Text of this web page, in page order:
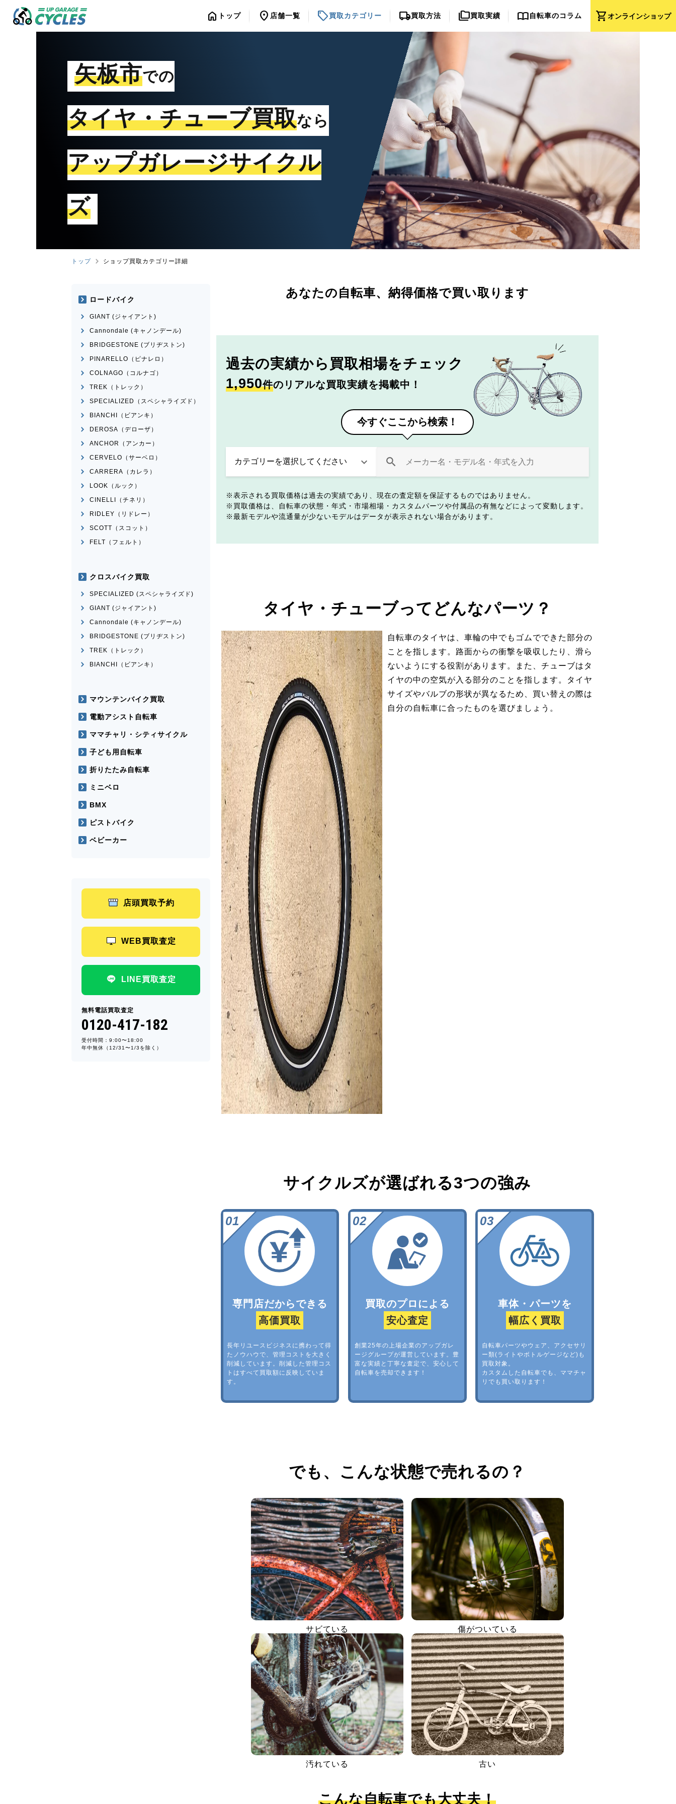
shopping_cartオンラインショップ
home トップ location_on 店舗一覧 sell買取カテゴリー local_shipping買取方法 folder_copy買取実績 import_contacts自転車のコラム
矢板市での
タイヤ・チューブ買取なら
アップガレージサイクル
ズ
トップ ショップ買取カテゴリー詳細
あなたの自転車、 納得価格で買い取ります
過去の実績から 買取相場をチェック
1,950件のリアルな買取実績を掲載中！
今すぐここから検索！
表示される買取価格は過去の実績であり、現在の査定額を保証するものではありません。
買取価格は、自転車の状態・年式・市場相場・カスタムパーツや付属品の有無などによって変動します。
最新モデルや流通量が少ないモデルはデータが表示されない場合があります。
タイヤ・チューブってどんなパーツ？
自転車のタイヤは、車輪の中でもゴムでできた部分の
ことを指します。路面からの衝撃を吸収したり、滑ら
ないようにする役割があります。また、チューブはタ
イヤの中の空気が入る部分のことを指します。タイヤ
サイズやバルブの形状が異なるため、買い替えの際は
自分の自転車に合ったものを選びましょう。
サイクルズが選ばれる3つの強み
専門店だからできる
高価買取
長年リユースビジネスに携わって得
たノウハウで、管理コストを大きく
削減しています。削減した管理コス
トはすべて買取額に反映していま
す。
買取のプロによる
安心査定
創業25年の上場企業のアップガレ
ージグループが運営しています。豊
富な実績と丁寧な査定で、安心して
自転車を売却できます！
車体・パーツを
幅広く買取
自転車パーツやウェア、アクセサリ
ー類(ライトやボトルゲージなど)も
買取対象。
カスタムした自転車でも、ママチャ
リでも買い取ります！
でも、 こんな状態で売れるの？
サビている 傷がついている
汚れている 古い
こんな自転車でも大丈夫！
ロードバイク
GIANT (ジャイアント)
Cannondale (キャノンデール)
BRIDGESTONE (ブリヂストン)
PINARELLO（ピナレロ）
COLNAGO（コルナゴ）
TREK（トレック）
SPECIALIZED（スペシャライズド）
BIANCHI（ビアンキ）
DEROSA（デローザ）
ANCHOR（アンカー）
CERVELO（サーベロ）
CARRERA（カレラ）
LOOK（ルック）
CINELLI（チネリ）
RIDLEY（リドレー）
SCOTT（スコット）
FELT（フェルト）
クロスバイク買取
SPECIALIZED (スペシャライズド)
GIANT (ジャイアント)
Cannondale (キャノンデール)
BRIDGESTONE (ブリヂストン)
TREK（トレック）
BIANCHI（ビアンキ）
マウンテンバイク買取
電動アシスト自転車
ママチャリ・シティサイクル
子ども用自転車
折りたたみ自転車
ミニベロ
BMX
ピストバイク
ベビーカー
店頭買取予約
WEB買取査定
LINE買取査定
無料電話買取査定
0120-417-182
受付時間：9:00〜18:00
年中無休（12/31〜1/3を除く）